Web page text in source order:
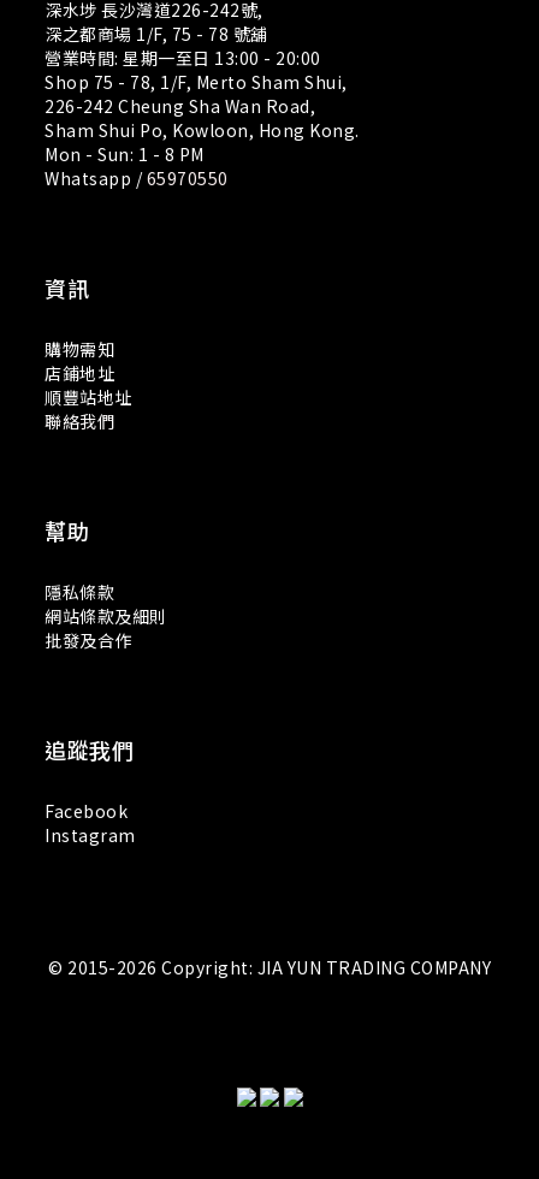
深水埗 長沙灣道226-242號,
深之都商場 1/F, 75 - 78 號舖
營業時間: 星期一至日 13:00 - 20:00
Shop 75 - 78, 1/F, Merto Sham Shui,
226-242 Cheung Sha Wan Road,
Sham Shui Po, Kowloon, Hong Kong.
Mon - Sun: 1 - 8 PM
Whatsapp /65970550
資訊
購物需知
店鋪地址
順豐站地址
聯絡我們
幫助
隱私條款
網站條款及細則
批發及合作
追蹤我們
Facebook
Instagram
© 2015-2026 Copyright: JIA YUN TRADING COMPANY